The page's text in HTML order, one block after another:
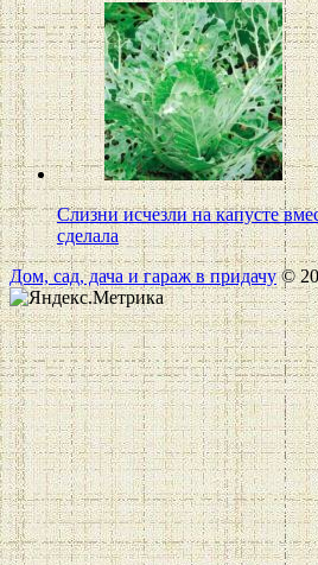
Слизни исчезли на капусте
сделала
Дом, сад, дача и гараж в придачу©